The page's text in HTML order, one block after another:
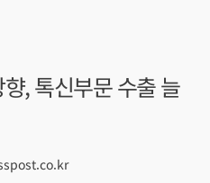
, 톡신부문 수출 늘